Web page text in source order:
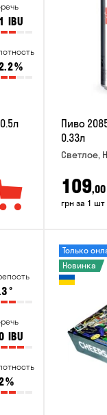
IBU
%
Пиво
0.33л
Светлое,
109,00
грн за 1 шт
°
IBU
%
Только
Новинка